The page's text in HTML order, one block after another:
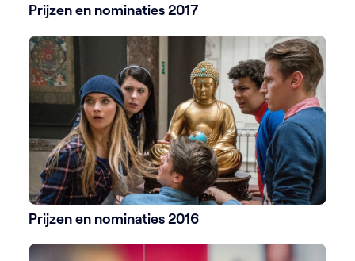
Prijzen en nominaties 2017
Prijzen en nominaties 2016